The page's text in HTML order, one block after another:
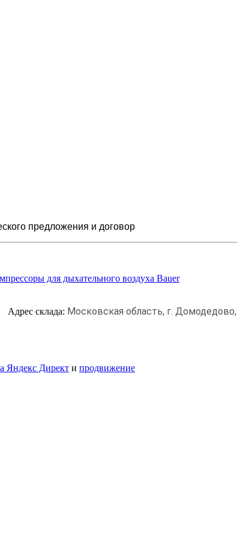
предложения и договор
для дыхательного воздуха Bauer
Адрес склада: Московская область, г. Домодедово,
Яндекс Директ и продвижение